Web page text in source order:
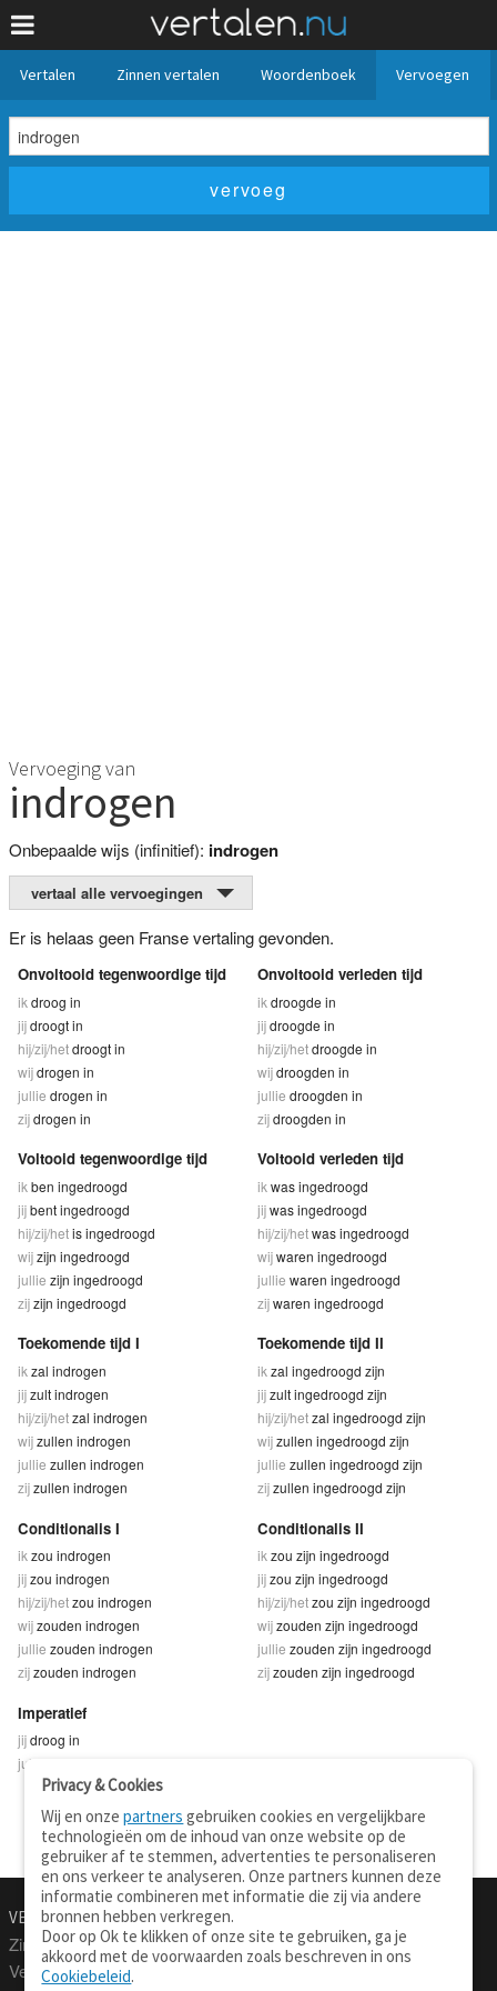
Vertalen Zinnen vertalen Woordenboek Vervoegen
Vervoeging van
indrogen
Onbepaalde wijs (infinitief): indrogen
vertaal alle vervoegingen
Er is helaas geen Franse vertaling gevonden.
Onvoltooid tegenwoordige tijd
ik droog in
jijdroogt in
hij/zij/hetdroogt in
wijdrogen in
jullie drogen in
zijdrogen in
Onvoltooid verleden tijd
ik droogde in
jijdroogde in
hij/zij/hetdroogde in
wijdroogden in
jullie droogden in
zijdroogden in
Voltooid tegenwoordige tijd
ik ben ingedroogd
jijbent ingedroogd
hij/zij/hetis ingedroogd
wijzijn ingedroogd
jullie zijn ingedroogd
zijzijn ingedroogd
Voltooid verleden tijd
ik was ingedroogd
jijwas ingedroogd
hij/zij/hetwas ingedroogd
wijwaren ingedroogd
jullie waren ingedroogd
zijwaren ingedroogd
Toekomende tijd I
ik zal indrogen
jijzult indrogen
hij/zij/hetzal indrogen
wijzullen indrogen
jullie zullen indrogen
zijzullen indrogen
Toekomende tijd II
ik zal ingedroogd zijn
jijzult ingedroogd zijn
hij/zij/hetzal ingedroogd zijn
wijzullen ingedroogd zijn
jullie zullen ingedroogd zijn
zijzullen ingedroogd zijn
Conditionalis I
ik zou indrogen
jijzou indrogen
hij/zij/hetzou indrogen
wijzouden indrogen
jullie zouden indrogen
zijzouden indrogen
Conditionalis II
ik zou zijn ingedroogd
jijzou zijn ingedroogd
hij/zij/hetzou zijn ingedroogd
wijzouden zijn ingedroogd
jullie zouden zijn ingedroogd
zijzouden zijn ingedroogd
Imperatief
jijdroog in
jullie
VERTALEN.NU
Zinnen vertalen
Verklarend woordenboek
Over deze site
Privacy & Cookies
Wij en onzepartners gebruiken cookies en vergelijkbare
technologieën om de inhoud van onze website op de
gebruiker af te stemmen, advertenties te personaliseren
en ons verkeer te analyseren. Onze partners kunnen deze
informatie combineren met informatie die zij via andere
bronnen hebben verkregen.
Door op Ok te klikken of onze site te gebruiken, ga je
akkoord met de voorwaarden zoals beschreven in ons
Cookiebeleid.